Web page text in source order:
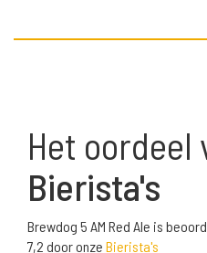
Het oordeel
Bierista's
Brewdog 5 AM Red Ale is
7,2 door onze Bierista's